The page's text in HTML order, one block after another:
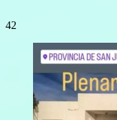
Silvia
42